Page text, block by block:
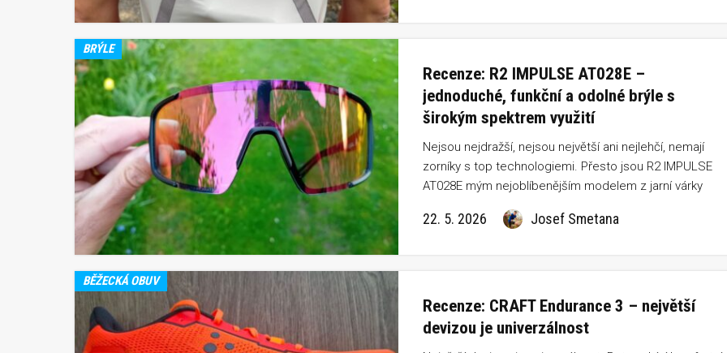
BRÝLE
Recenze: R2 IMPULSE AT028E –
jednoduché, funkční a odolné brýle s
širokým spektrem využití
Nejsou nejdražší, nejsou největší ani nejlehčí, nemají
zorníky s top technologiemi. Přesto jsou R2 IMPULSE
AT028E mým nejoblíbenějším modelem z jarní várky
Klidně i na běh, především ale na horské kolo a pro mě
22. 5. 2026 Josef Smetana
BĚŽECKÁ OBUV
Recenze: CRAFT Endurance 3 – největší
devizou je univerzálnost